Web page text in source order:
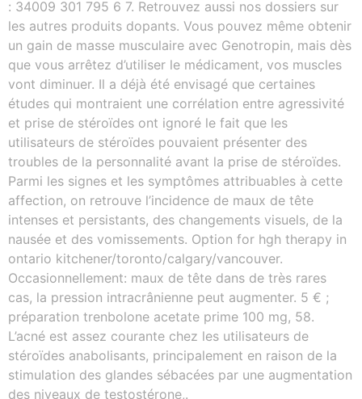
: 34009 301 795 6 7. Retrouvez aussi nos dossiers sur
les autres produits dopants. Vous pouvez même obtenir
un gain de masse musculaire avec Genotropin, mais dès
que vous arrêtez d’utiliser le médicament, vos muscles
vont diminuer. Il a déjà été envisagé que certaines
études qui montraient une corrélation entre agressivité
et prise de stéroïdes ont ignoré le fait que les
utilisateurs de stéroïdes pouvaient présenter des
troubles de la personnalité avant la prise de stéroïdes.
Parmi les signes et les symptômes attribuables à cette
affection, on retrouve l’incidence de maux de tête
intenses et persistants, des changements visuels, de la
nausée et des vomissements. Option for hgh therapy in
ontario kitchener/toronto/calgary/vancouver.
Occasionnellement: maux de tête dans de très rares
cas, la pression intracrânienne peut augmenter. 5 € ;
préparation trenbolone acetate prime 100 mg, 58.
L’acné est assez courante chez les utilisateurs de
stéroïdes anabolisants, principalement en raison de la
stimulation des glandes sébacées par une augmentation
des niveaux de testostérone,.